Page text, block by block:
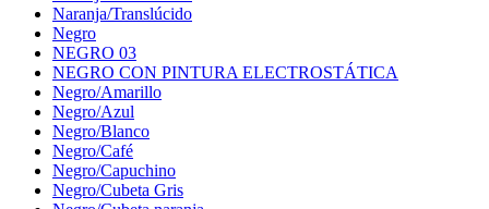
Naranja/Translúcido
Negro
NEGRO 03
NEGRO CON PINTURA ELECTROSTÁTICA
Negro/Amarillo
Negro/Azul
Negro/Blanco
Negro/Café
Negro/Capuchino
Negro/Cubeta Gris